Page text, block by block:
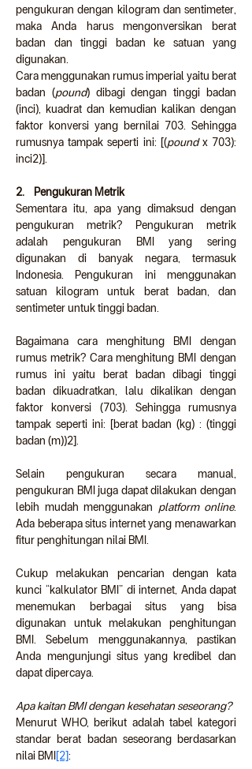
pengukuran dengan kilogram dan sentimeter,
maka Anda harus mengonversikan berat
badan dan tinggi badan ke satuan yang
digunakan.
Cara menggunakan rumus imperial yaitu berat
badan (pound) dibagi dengan tinggi badan
(inci), kuadrat dan kemudian kalikan dengan
faktor konversi yang bernilai 703. Sehingga
rumusnya tampak seperti ini: [(pound x 703):
inci2)].
2.    Pengukuran Metrik
Sementara itu, apa yang dimaksud dengan
pengukuran metrik? Pengukuran metrik
adalah pengukuran BMI yang sering
digunakan di banyak negara, termasuk
Indonesia. Pengukuran ini menggunakan
satuan kilogram untuk berat badan, dan
sentimeter untuk tinggi badan.
Bagaimana cara menghitung BMI dengan
rumus metrik? Cara menghitung BMI dengan
rumus ini yaitu berat badan dibagi tinggi
badan dikuadratkan, lalu dikalikan dengan
faktor konversi (703). Sehingga rumusnya
tampak seperti ini: [berat badan (kg) : (tinggi
badan (m))2].
Selain pengukuran secara manual,
pengukuran BMI juga dapat dilakukan dengan
lebih mudah menggunakan platform online.
Ada beberapa situs internet yang menawarkan
fitur penghitungan nilai BMI.
Cukup melakukan pencarian dengan kata
kunci “kalkulator BMI” di internet, Anda dapat
menemukan berbagai situs yang bisa
digunakan untuk melakukan penghitungan
BMI. Sebelum menggunakannya, pastikan
Anda mengunjungi situs yang kredibel dan
dapat dipercaya.
Apa kaitan BMI dengan kesehatan seseorang?
Menurut WHO, berikut adalah tabel kategori
standar berat badan seseorang berdasarkan
nilai BMI [2]: